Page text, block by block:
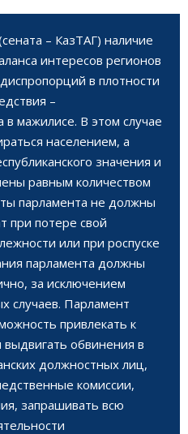
– КазТАГ) наличие
интересов регионов
в плотности
–
в мажилисе. В этом случае
населением, а
значения и
равным количеством
парламента не должны
при потере свой
или при роспуске
парламента должны
за исключением
случаев. Парламент
привлекать к
выдвигать обвинения в
должностных лиц,
комиссии,
запрашивать всю